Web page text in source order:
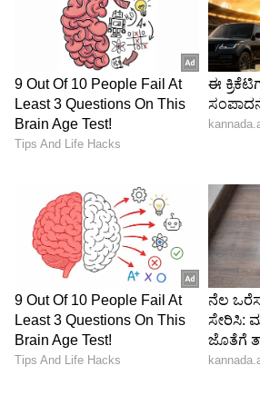
Image Credit :OTHERS
ಕರ್ಕಾಟಕ
ನೀವು ಬಯಸಿದ ಪ್ರೀತಿ
ಹೊಸ ಅವಕಾಶಗಳು ಒಲಿದು ಬರಲಿವೆ.
ಕುರಿತು ಕುಟುಂಬಸ್ಥರೊಂದಿಗೆ ಚರ್ಚೆ
ವಹಿವಾಟುಗಳಲ್ಲಿ ವಿಶೇಷವಾಗಿ
ದೈಹಿಕವಾಗಿ ಗಾಯಗೊಳ್ಳುವ
ಅದೃಷ್ಟ ಬಣ್ಣ: ಹಾಲಿನ ಬಿಳಿ ಬಣ್ಣ
ಅದೃಷ್ಟ ಸಂಖ್ಯೆ: 7